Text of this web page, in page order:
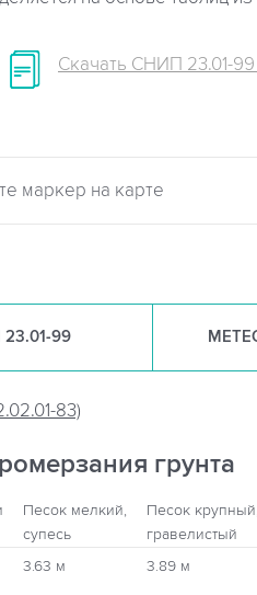
Скачать СНИП 23.01-99
23.01-99
83)
грунта
Песок мелкий,
супесь
Песок крупный,
гравелистый
3.63 м 3.89 м